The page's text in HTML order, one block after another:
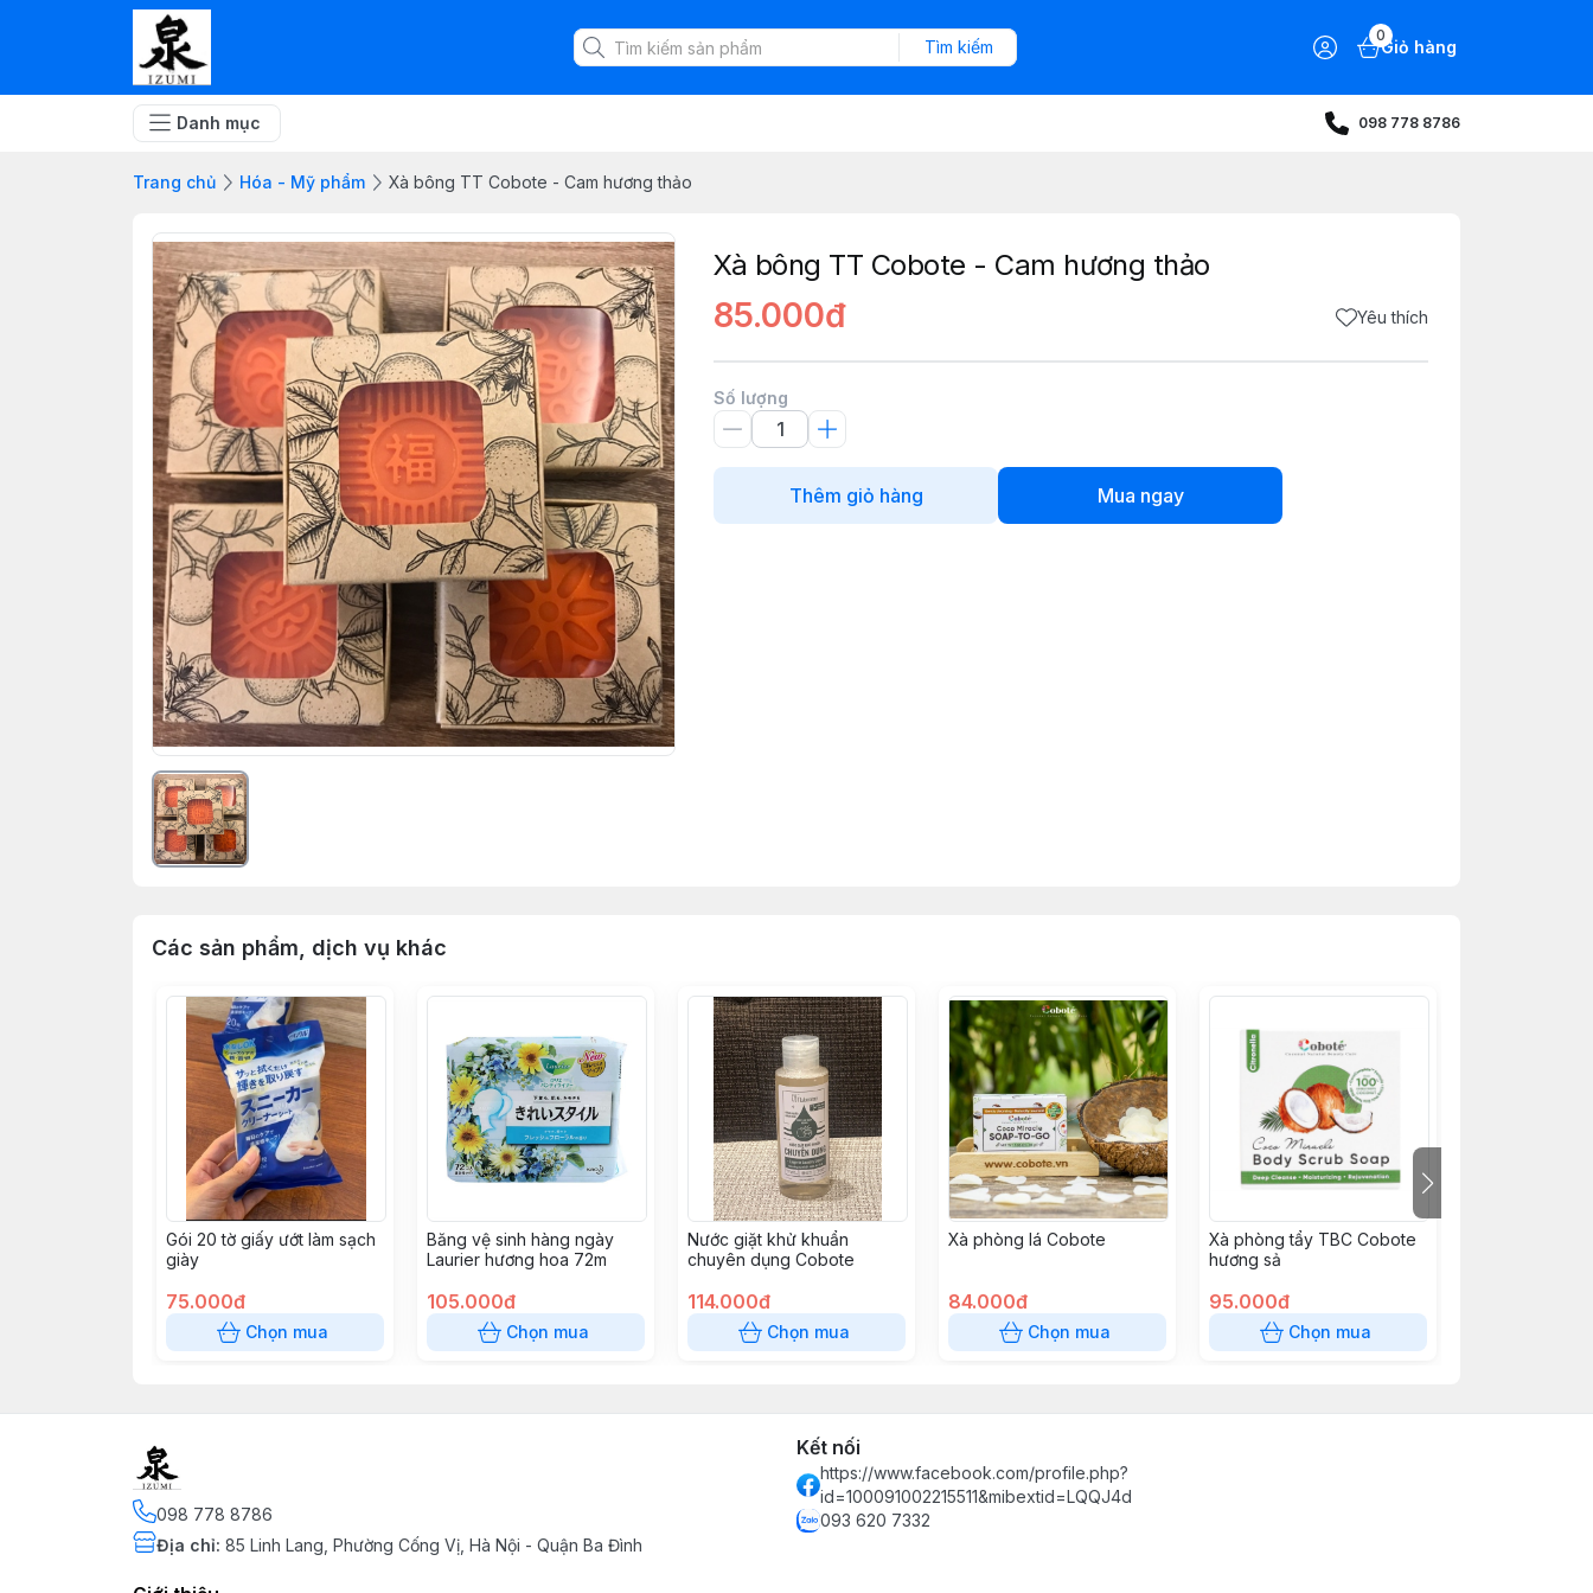
Tìm kiếm
0
Giỏ hàng
Danh mục 098 778 8786
Trang chủ Hóa - Mỹ phẩm Xà bông TT Cobote - Cam hương thảo
Xà bông TT Cobote - Cam hương thảo
85.000đ Yêu thích
Số lượng
Thêm giỏ hàng Mua ngay
Các sản phẩm, dịch vụ khác
Gói 20 tờ giấy ướt làm sạch
giày
75.000đ
Chọn mua
Băng vệ sinh hàng ngày
Laurier hương hoa 72m
105.000đ
Chọn mua
Nước giặt khử khuẩn
chuyên dụng Cobote
114.000đ
Chọn mua
Xà phòng lá Cobote
84.000đ
Chọn mua
Xà phòng tẩy TBC Cobote
hương sả
95.000đ
Chọn mua
098 778 8786
Địa chỉ: 85 Linh Lang, Phường Cống Vị, Hà Nội - Quận Ba Đình
Kết nối
https://www.facebook.com/profile.php?
id=100091002215511&mibextid=LQQJ4d
093 620 7332